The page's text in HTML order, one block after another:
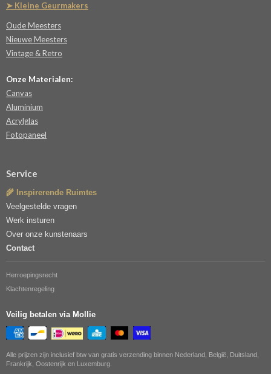
➤ Kleine Geurmakers
Oude Meesters
Nieuwe Meesters
Vintage & Retro
Onze Materialen:
Canvas
Aluminium
Acrylglas
Fotopaneel
Service
🌾 Inspirerende Ruimtes
Veelgestelde vragen
Werk insturen
Over onze kunstenaars
Contact
Herroepingsrecht
Klachtenregeling
Veilig betalen via Mollie
Alle prijzen zijn inclusief btw van gratis verzending binnen Nederland, België, Duitsland,
Frankrijk, Oostenrijk en Luxemburg.